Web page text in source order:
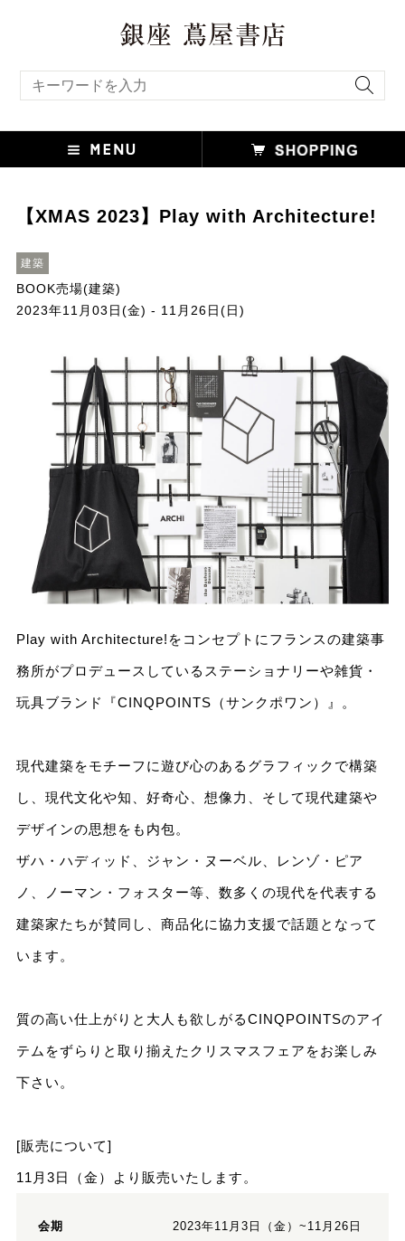
【XMAS 2023】Play with Architecture!
建築
BOOK売場(建築)
2023年11月03日(金) - 11月26日(日)
Play with Architecture!をコンセプトにフランスの建築事
務所がプロデュースしているステーショナリーや雑貨・
玩具ブランド『CINQPOINTS（サンクポワン）』。
現代建築をモチーフに遊び心のあるグラフィックで構築
し、現代文化や知、好奇心、想像力、そして現代建築や
デザインの思想をも内包。
ザハ・ハディッド、ジャン・ヌーベル、レンゾ・ピア
ノ、ノーマン・フォスター等、数多くの現代を代表する
建築家たちが賛同し、商品化に協力支援で話題となって
います。
質の高い仕上がりと大人も欲しがるCINQPOINTSのアイ
テムをずらりと取り揃えたクリスマスフェアをお楽しみ
下さい。
[販売について]
11月3日（金）より販売いたします。
会期
2023年11月3日（金）~11月26日